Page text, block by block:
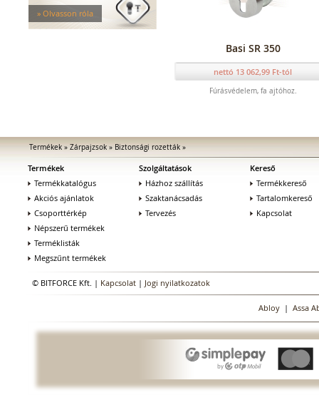
» Olvasson róla
Basi SR 350
nettó 13 062,99 Ft-tól
Fúrásvédelem, fa ajtóhoz.
Termékek» Zárpajzsok» Biztonsági rozetták»
Termékek
Termékkatalógus
Akciós ajánlatok
Csoporttérkép
Népszerű termékek
Terméklisták
Megszűnt termékek
Szolgáltatások
Házhoz szállítás
Szaktanácsadás
Tervezés
Kereső
Termékkereső
Tartalomkereső
Kapcsolat
© BITFORCE Kft. | Kapcsolat | Jogi nyilatkozatok
Abloy| Assa